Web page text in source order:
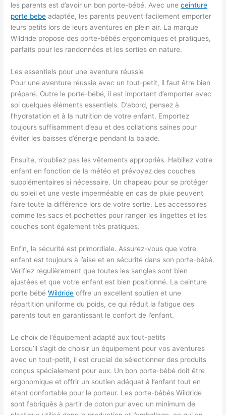
les parents est d’avoir un bon porte-bébé. Avec uneceinture
porte bebe adaptée, les parents peuvent facilement emporter
leurs petits lors de leurs aventures en plein air. La marque
Wildride propose des porte-bébés ergonomiques et pratiques,
parfaits pour les randonnées et les sorties en nature.
Les essentiels pour une aventure réussie
Pour une aventure réussie avec un tout-petit, il faut être bien
préparé. Outre le porte-bébé, il est important d’emporter avec
soi quelques éléments essentiels. D’abord, pensez à
l’hydratation et à la nutrition de votre enfant. Emportez
toujours suffisamment d’eau et des collations saines pour
éviter les baisses d’énergie pendant la balade.
Ensuite, n’oubliez pas les vêtements appropriés. Habillez votre
enfant en fonction de la météo et prévoyez des couches
supplémentaires si nécessaire. Un chapeau pour se protéger
du soleil et une veste imperméable en cas de pluie peuvent
faire toute la différence lors de votre sortie. Les accessoires
comme les sacs et pochettes pour ranger les lingettes et les
couches sont également très pratiques.
Enfin, la sécurité est primordiale. Assurez-vous que votre
enfant est toujours à l’aise et en sécurité dans son porte-bébé.
Vérifiez régulièrement que toutes les sangles sont bien
ajustées et que votre enfant est bien positionné. La ceinture
porte bébéWildride offre un excellent soutien et une
répartition uniforme du poids, ce qui réduit la fatigue des
parents tout en garantissant le confort de l’enfant.
Le choix de l’équipement adapté aux tout-petits
Lorsqu’il s’agit de choisir un équipement pour vos aventures
avec un tout-petit, il est crucial de sélectionner des produits
conçus spécialement pour eux. Un bon porte-bébé doit être
ergonomique et offrir un soutien adéquat à l’enfant tout en
étant confortable pour le porteur. Les porte-bébés Wildride
sont fabriqués à partir de coton pur avec un minimum de